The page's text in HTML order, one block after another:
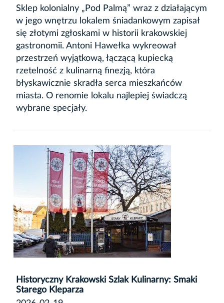
Sklep kolonialny „Pod Palmą” wraz z działającym
w jego wnętrzu lokalem śniadankowym zapisał
się złotymi zgłoskami w historii krakowskiej
gastronomii. Antoni Hawełka wykreował
przestrzeń wyjątkową, łączącą kupiecką
rzetelność z kulinarną finezją, która
błyskawicznie skradła serca mieszkańców
miasta. O renomie lokalu najlepiej świadczą
wybrane specjały.
Historyczny Krakowski Szlak Kulinarny: Smaki
Starego Kleparza